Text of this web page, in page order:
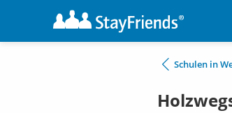
Schulen in